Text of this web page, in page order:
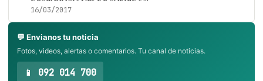
16/03/2017
💬 Envianos tu noticia
Fotos, videos, alertas o comentarios. Tu canal de noticias.
📱 092 014 700